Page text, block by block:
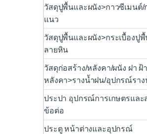
วัสดุปูพื้นและผนัง>กาวซีเมนต์/
แนว
วัสดุปูพื้นและผนัง>กระเบื้องปู
ลายหิน
วัสดุก่อสร้าง/หลังคา/ผนัง ฝา ฝ้
หลังคา>รางน้ำฝน/อุปกรณ์รา
ประปา อุปกรณ์การเกษตรและ
ข้อต่อ
ประตู หน้าต่างและอุปกรณ์